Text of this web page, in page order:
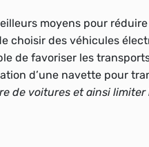
moyens pour
choisir des véhicules
de favoriser les
d’une navette pour
de voitures et ainsi limiter